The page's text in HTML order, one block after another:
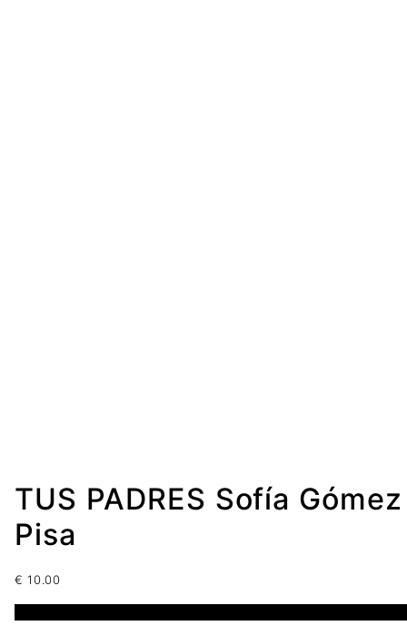
TUS PADRES Sofía Gómez
Pisa
€ 10.00